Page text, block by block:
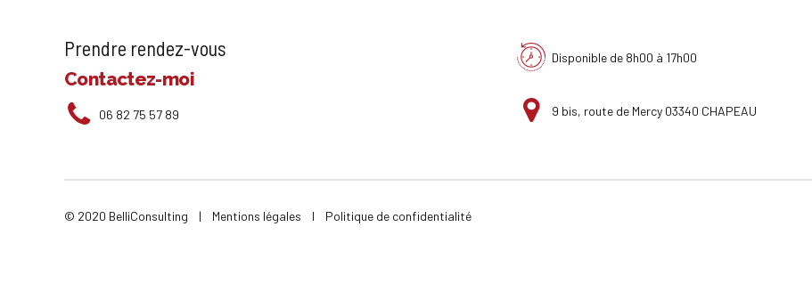
Prendre rendez-vous
Contactez-moi
06 82 75 57 89
Disponible de 8h00 à 17h00
9 bis, route de Mercy 03340 CHAPEAU
© 2020 BelliConsulting | Mentions légales I Politique de confidentialité